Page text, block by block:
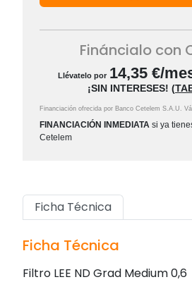
Fináncialo con
Llévatelo por 14,35 €/
¡SIN INTERESES! (
Financiación ofrecida por Banco Cetelem S.A.U.
FINANCIACIÓN INMEDIATA si ya
Cetelem
Ficha Técnica
Ficha Técnica
Filtro LEE ND Grad Medium 0,6